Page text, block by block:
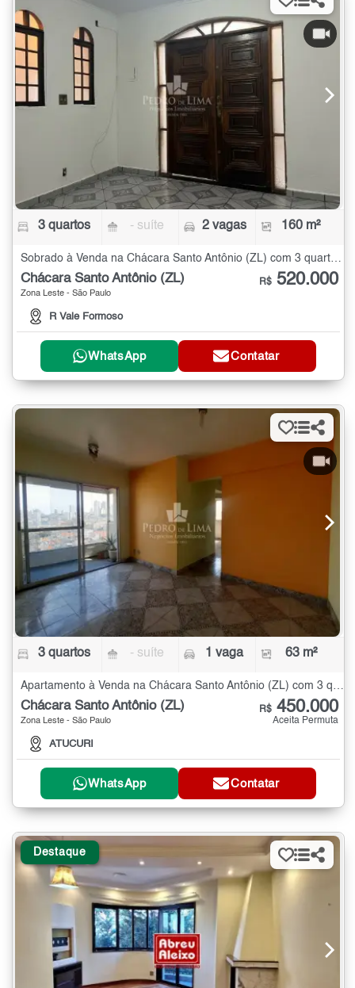
3 quartos - suíte 2 vagas 160 m²
Sobrado à Venda na Chácara Santo Antônio (ZL) com 3 quartos - 160 m²
Chácara Santo Antônio (ZL)
Zona Leste - São Paulo
R Vale Formoso
R$ 520.000
WhatsApp Contatar
3 quartos - suíte 1 vaga 63 m²
Apartamento à Venda na Chácara Santo Antônio (ZL) com 3 quartos - 63 m²
Chácara Santo Antônio (ZL)
Zona Leste - São Paulo
ATUCURI
R$ 450.000
Aceita Permuta
WhatsApp Contatar
Destaque